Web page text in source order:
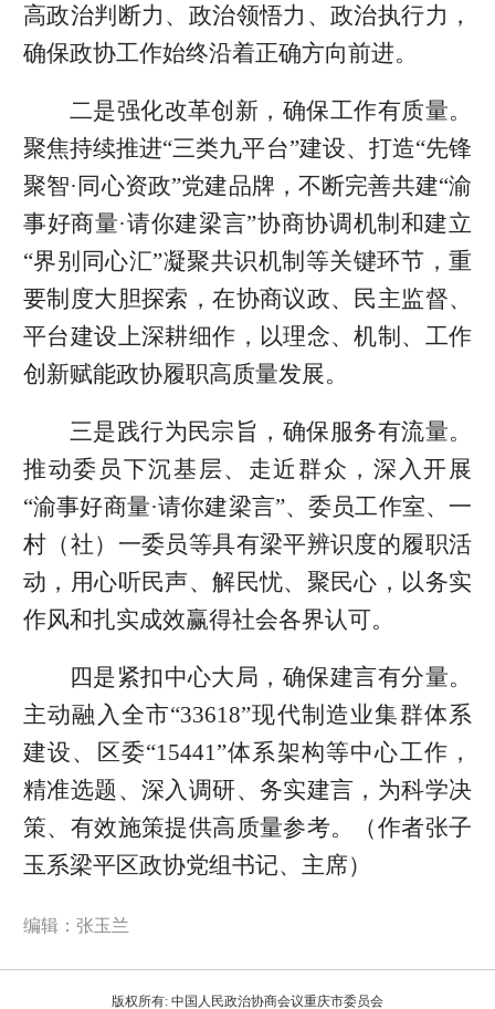
高政治判断力、政治领悟力、政治执行力，
确保政协工作始终沿着正确方向前进。
二是强化改革创新，确保工作有质量。
聚焦持续推进“三类九平台”建设、打造“先锋
聚智·同心资政”党建品牌，不断完善共建“渝
事好商量·请你建梁言”协商协调机制和建立
“界别同心汇”凝聚共识机制等关键环节，重
要制度大胆探索，在协商议政、民主监督、
平台建设上深耕细作，以理念、机制、工作
创新赋能政协履职高质量发展。
三是践行为民宗旨，确保服务有流量。
推动委员下沉基层、走近群众，深入开展
“渝事好商量·请你建梁言”、委员工作室、一
村（社）一委员等具有梁平辨识度的履职活
动，用心听民声、解民忧、聚民心，以务实
作风和扎实成效赢得社会各界认可。
四是紧扣中心大局，确保建言有分量。
主动融入全市“33618”现代制造业集群体系
建设、区委“15441”体系架构等中心工作，
精准选题、深入调研、务实建言，为科学决
策、有效施策提供高质量参考。（作者张子
玉系梁平区政协党组书记、主席）
编辑：张玉兰
版权所有: 中国人民政治协商会议重庆市委员会